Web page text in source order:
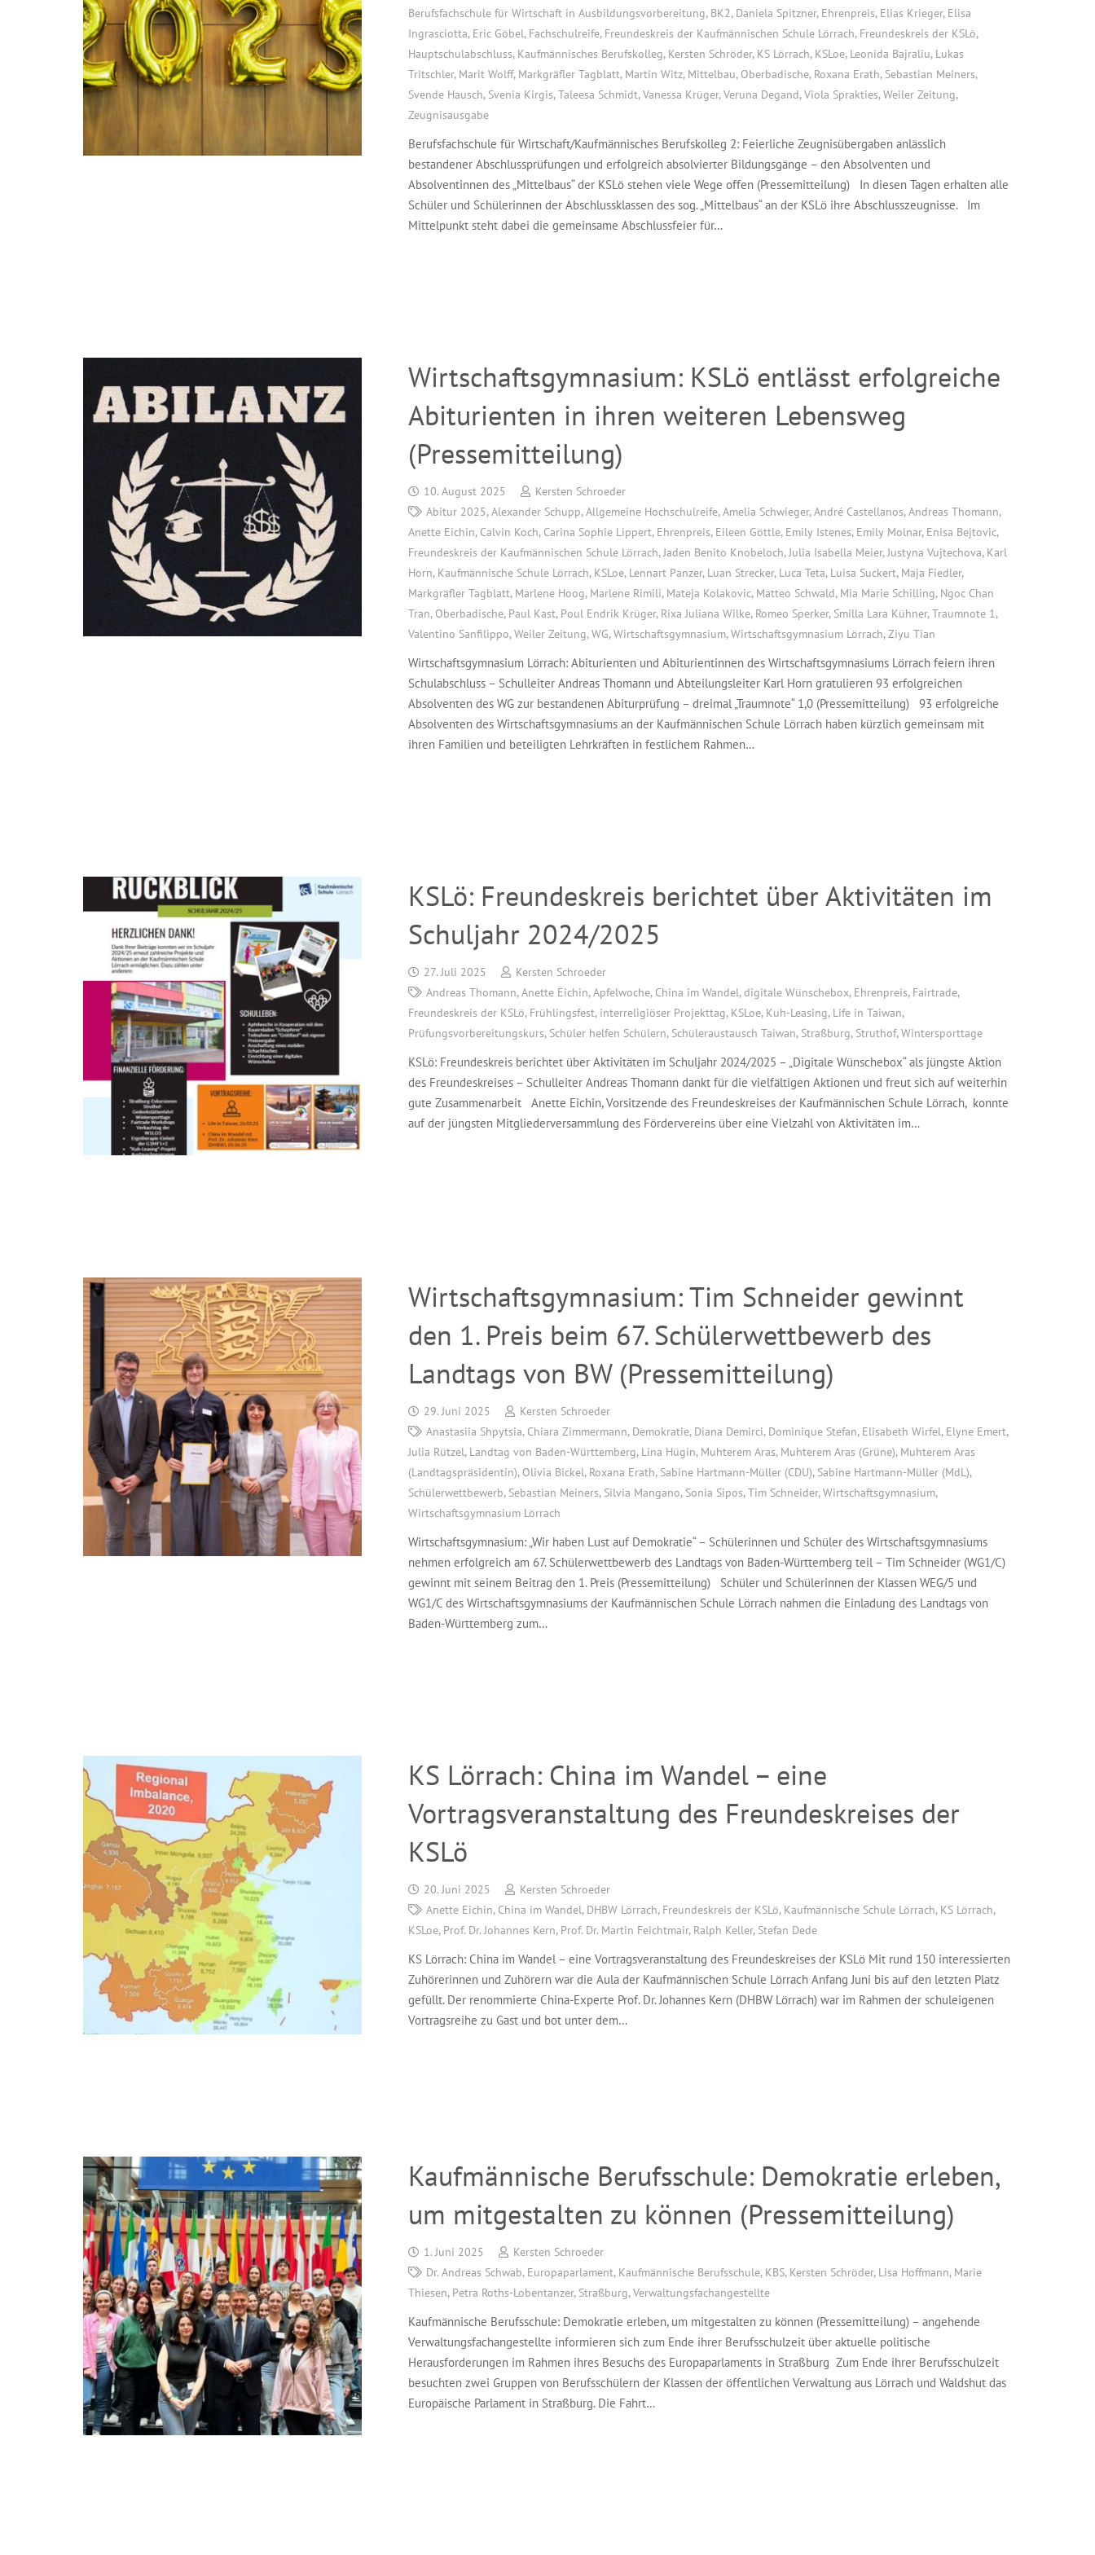
Berufsfachschule für Wirtschaft in Ausbildungsvorbereitung, BK2, Daniela Spitzner, Ehrenpreis, Elias Krieger, Elisa
Ingrasciotta, Eric Göbel, Fachschulreife, Freundeskreis der Kaufmännischen Schule Lörrach, Freundeskreis der KSLö,
Hauptschulabschluss, Kaufmännisches Berufskolleg, Kersten Schröder, KS Lörrach, KSLoe, Leonida Bajraliu, Lukas
Tritschler, Marit Wolff, Markgräfler Tagblatt, Martin Witz, Mittelbau, Oberbadische, Roxana Erath, Sebastian Meiners,
Svende Hausch, Svenia Kirgis, Taleesa Schmidt, Vanessa Krüger, Veruna Degand, Viola Sprakties, Weiler Zeitung,
Zeugnisausgabe
Berufsfachschule für Wirtschaft/Kaufmännisches Berufskolleg 2: Feierliche Zeugnisübergaben anlässlich
bestandener Abschlussprüfungen und erfolgreich absolvierter Bildungsgänge – den Absolventen und
Absolventinnen des „Mittelbaus“ der KSLö stehen viele Wege offen (Pressemitteilung) In diesen Tagen erhalten alle
Schüler und Schülerinnen der Abschlussklassen des sog. „Mittelbaus“ an der KSLö ihre Abschlusszeugnisse. Im
Mittelpunkt steht dabei die gemeinsame Abschlussfeier für…
Wirtschaftsgymnasium: KSLö entlässt erfolgreiche
Abiturienten in ihren weiteren Lebensweg
(Pressemitteilung)
10. August 2025
Kersten Schroeder
Abitur 2025,Alexander Schupp,Allgemeine Hochschulreife,Amelia Schwieger,André Castellanos,Andreas Thomann,
Anette Eichin, Calvin Koch, Carina Sophie Lippert, Ehrenpreis, Eileen Göttle, Emily Istenes, Emily Molnar, Enisa Bejtovic,
Freundeskreis der Kaufmännischen Schule Lörrach, Jaden Benito Knobeloch, Julia Isabella Meier, Justyna Vujtechova, Karl
Horn, Kaufmännische Schule Lörrach, KSLoe, Lennart Panzer, Luan Strecker, Luca Teta, Luisa Suckert, Maja Fiedler,
Markgräfler Tagblatt, Marlene Hoog, Marlene Rimili, Mateja Kolakovic, Matteo Schwald, Mia Marie Schilling, Ngoc Chan
Tran, Oberbadische, Paul Kast, Poul Endrik Krüger, Rixa Juliana Wilke, Romeo Sperker, Smilla Lara Kühner, Traumnote 1 ,
Valentino Sanfilippo, Weiler Zeitung, WG, Wirtschaftsgymnasium, Wirtschaftsgymnasium Lörrach, Ziyu Tian
Wirtschaftsgymnasium Lörrach: Abiturienten und Abiturientinnen des Wirtschaftsgymnasiums Lörrach feiern ihren
Schulabschluss – Schulleiter Andreas Thomann und Abteilungsleiter Karl Horn gratulieren 93 erfolgreichen
Absolventen des WG zur bestandenen Abiturprüfung – dreimal „Traumnote“ 1,0 (Pressemitteilung) 93 erfolgreiche
Absolventen des Wirtschaftsgymnasiums an der Kaufmännischen Schule Lörrach haben kürzlich gemeinsam mit
ihren Familien und beteiligten Lehrkräften in festlichem Rahmen…
KSLö: Freundeskreis berichtet über Aktivitäten im
Schuljahr 2024/2025
27. Juli 2025
Kersten Schroeder
Andreas Thomann,Anette Eichin,Apfelwoche, China im Wandel,digitale Wünschebox, Ehrenpreis, Fairtrade,
Freundeskreis der KSLö, Frühlingsfest, interreligiöser Projekttag, KSLoe, Kuh-Leasing, Life in Taiwan,
Prüfungsvorbereitungskurs, Schüler helfen Schülern, Schüleraustausch Taiwan, Straßburg, Struthof, Wintersporttage
KSLö: Freundeskreis berichtet über Aktivitäten im Schuljahr 2024/2025 – „Digitale Wünschebox“ als jüngste Aktion
des Freundeskreises – Schulleiter Andreas Thomann dankt für die vielfältigen Aktionen und freut sich auf weiterhin
gute Zusammenarbeit Anette Eichin, Vorsitzende des Freundeskreises der Kaufmännischen Schule Lörrach, konnte
auf der jüngsten Mitgliederversammlung des Fördervereins über eine Vielzahl von Aktivitäten im…
Wirtschaftsgymnasium: Tim Schneider gewinnt
den 1. Preis beim 67. Schülerwettbewerb des
Landtags von BW (Pressemitteilung)
29. Juni 2025
Kersten Schroeder
Anastasiia Shpytsia, Chiara Zimmermann, Demokratie, Diana Demirci, Dominique Stefan, Elisabeth Wirfel, Elyne Emert,
Julia Rützel, Landtag von Baden-Württemberg, Lina Hügin, Muhterem Aras, Muhterem Aras (Grüne), Muhterem Aras
(Landtagspräsidentin), Olivia Bickel, Roxana Erath, Sabine Hartmann-Müller (CDU), Sabine Hartmann-Müller (MdL),
Schülerwettbewerb, Sebastian Meiners, Silvia Mangano, Sonia Sipos, Tim Schneider, Wirtschaftsgymnasium,
Wirtschaftsgymnasium Lörrach
Wirtschaftsgymnasium: „Wir haben Lust auf Demokratie“ – Schülerinnen und Schüler des Wirtschaftsgymnasiums
nehmen erfolgreich am 67. Schülerwettbewerb des Landtags von Baden-Württemberg teil – Tim Schneider (WG1/C)
gewinnt mit seinem Beitrag den 1. Preis (Pressemitteilung) Schüler und Schülerinnen der Klassen WEG/5 und
WG1/C des Wirtschaftsgymnasiums der Kaufmännischen Schule Lörrach nahmen die Einladung des Landtags von
Baden-Württemberg zum…
KS Lörrach: China im Wandel – eine
Vortragsveranstaltung des Freundeskreises der
KSLö
20. Juni 2025
Kersten Schroeder
Anette Eichin, China im Wandel, DHBW Lörrach, Freundeskreis der KSLö, Kaufmännische Schule Lörrach, KS Lörrach,
KSLoe, Prof. Dr. Johannes Kern, Prof. Dr. Martin Feichtmair, Ralph Keller, Stefan Dede
KS Lörrach: China im Wandel – eine Vortragsveranstaltung des Freundeskreises der KSLö Mit rund 150 interessierten
Zuhörerinnen und Zuhörern war die Aula der Kaufmännischen Schule Lörrach Anfang Juni bis auf den letzten Platz
gefüllt. Der renommierte China-Experte Prof. Dr. Johannes Kern (DHBW Lörrach) war im Rahmen der schuleigenen
Vortragsreihe zu Gast und bot unter dem…
Kaufmännische Berufsschule: Demokratie erleben,
um mitgestalten zu können (Pressemitteilung)
1. Juni 2025
Kersten Schroeder
Dr. Andreas Schwab, Europaparlament, Kaufmännische Berufsschule, KBS, Kersten Schröder, Lisa Hoffmann, Marie
Thiesen, Petra Roths-Lobentanzer, Straßburg, Verwaltungsfachangestellte
Kaufmännische Berufsschule: Demokratie erleben, um mitgestalten zu können (Pressemitteilung) – angehende
Verwaltungsfachangestellte informieren sich zum Ende ihrer Berufsschulzeit über aktuelle politische
Herausforderungen im Rahmen ihres Besuchs des Europaparlaments in Straßburg Zum Ende ihrer Berufsschulzeit
besuchten zwei Gruppen von Berufsschülern der Klassen der öffentlichen Verwaltung aus Lörrach und Waldshut das
Europäische Parlament in Straßburg. Die Fahrt…